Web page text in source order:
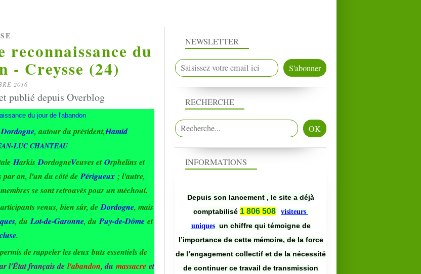
du
- Creysse (24)
2016
publié depuis Overblog
, autour du président,Hamid
LUC CHANTEAU
HarkisDordogneVeuves etOrphelins et
par an, l'un du côté dePérigueux; l'autre,
se sont retrouvés pour un méchoui.
venus, bien sûr, deDordogne, mais
, duLot-de-Garonne, duPuy-de-Dôme et
.
de rappeler les deux buts essentiels de
l'État français de l'abandon, du massacreet
NEWSLETTER
RECHERCHE
INFORMATIONS
Depuis son lancement , le site a déjà
comptabilisé 1 806 508
visiteurs
uniques un chiffre qui témoigne de
l’importance de cette mémoire, de la force
de l’engagement collectif et de la nécessité
de continuer ce travail de transmission